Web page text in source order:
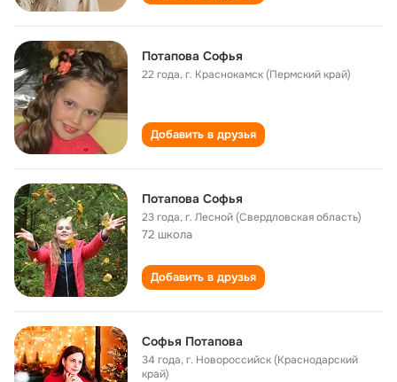
Потапова Софья
22 года,г. Краснокамск (Пермский край)
Добавить в друзья
Потапова Софья
23 года,г. Лесной (Свердловская область)
72 школа
Добавить в друзья
Софья Потапова
34 года,г. Новороссийск (Краснодарский
край)